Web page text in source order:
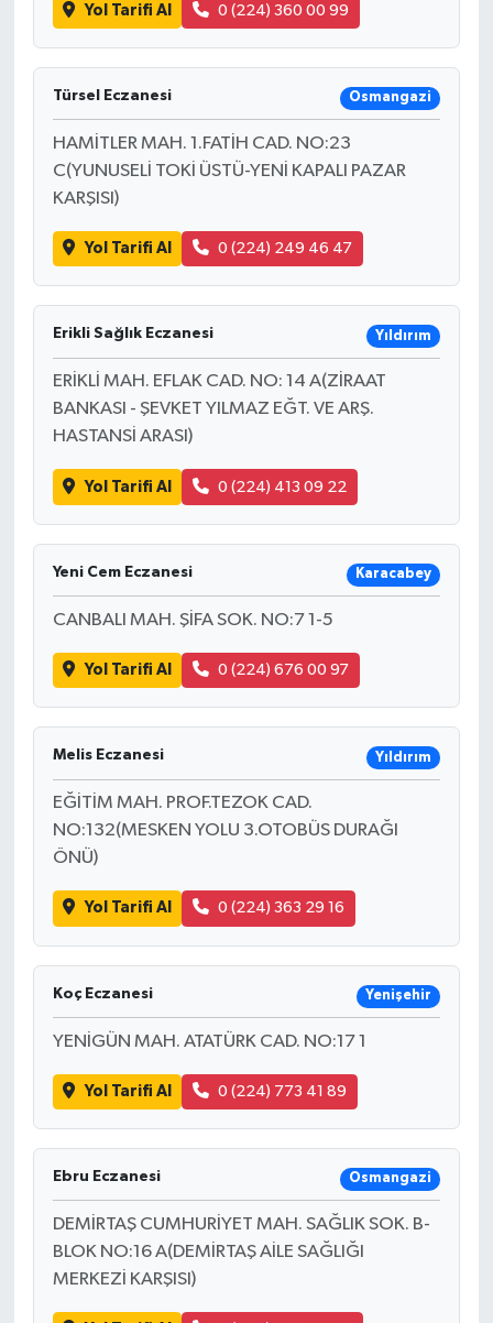
Yol Tarifi Al 0 (224) 360 00 99
Türsel Eczanesi Osmangazi
HAMİTLER MAH. 1.FATİH CAD. NO:23
C(YUNUSELİ TOKİ ÜSTÜ-YENİ KAPALI PAZAR
KARŞISI)
Yol Tarifi Al 0 (224) 249 46 47
Erikli Sağlık Eczanesi Yıldırım
ERİKLİ MAH. EFLAK CAD. NO: 14 A(ZİRAAT
BANKASI - ŞEVKET YILMAZ EĞT. VE ARŞ.
HASTANSİ ARASI)
Yol Tarifi Al 0 (224) 413 09 22
Yeni Cem Eczanesi Karacabey
CANBALI MAH. ŞİFA SOK. NO:7 1-5
Yol Tarifi Al 0 (224) 676 00 97
Melis Eczanesi Yıldırım
EĞİTİM MAH. PROF.TEZOK CAD.
NO:132(MESKEN YOLU 3.OTOBÜS DURAĞI
ÖNÜ)
Yol Tarifi Al 0 (224) 363 29 16
Koç Eczanesi Yenişehir
YENİGÜN MAH. ATATÜRK CAD. NO:17 1
Yol Tarifi Al 0 (224) 773 41 89
Ebru Eczanesi Osmangazi
DEMİRTAŞ CUMHURİYET MAH. SAĞLIK SOK. B-
BLOK NO:16 A(DEMİRTAŞ AİLE SAĞLIĞI
MERKEZİ KARŞISI)